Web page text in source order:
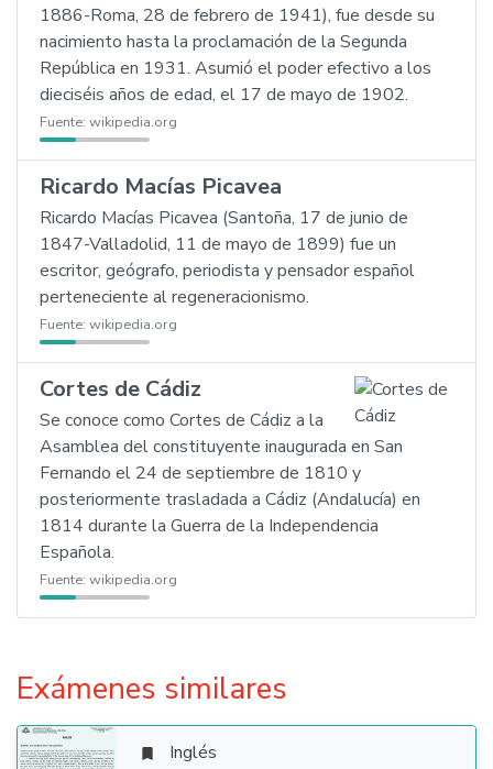
1886-Roma, 28 de febrero de 1941), fue desde su
nacimiento hasta la proclamación de la Segunda
República en 1931. Asumió el poder efectivo a los
dieciséis años de edad, el 17 de mayo de 1902.
Fuente: wikipedia.org
Ricardo Macías Picavea
Ricardo Macías Picavea (Santoña, 17 de junio de
1847-Valladolid, 11 de mayo de 1899) fue un
escritor, geógrafo, periodista y pensador español
perteneciente al regeneracionismo.
Fuente: wikipedia.org
Cortes de Cádiz
Se conoce como Cortes de Cádiz a la
Asamblea del constituyente inaugurada en San
Fernando el 24 de septiembre de 1810 y
posteriormente trasladada a Cádiz (Andalucía) en
1814 durante la Guerra de la Independencia
Española.
Fuente: wikipedia.org
Exámenes similares
 Inglés